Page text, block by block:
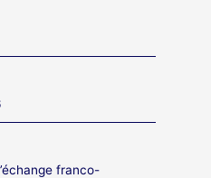
franco-